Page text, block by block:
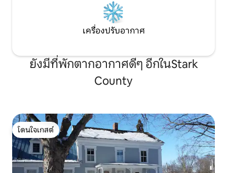
เครื่องปรับอากาศ
ยังมีที่พักตากอากาศดีๆ อีกในStark
County
โดนใจเกสต์
โดนใจเกสต์